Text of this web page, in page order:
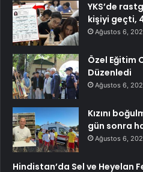
YKS’de
kişiyi geçti,
Ağustos 6,
Özel Eğitim
Düzenledi
Ağustos 6,
Kızını
gün sonra
Ağustos 6,
Hindistan’da Sel ve Heyelan